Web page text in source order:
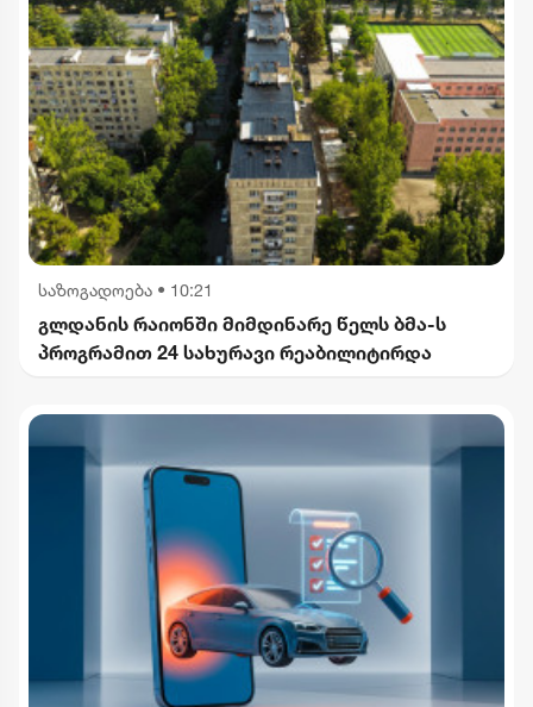
საზოგადოება • 10:21
გლდანის რაიონში მიმდინარე წელს ბმა-ს
პროგრამით 24 სახურავი რეაბილიტირდა